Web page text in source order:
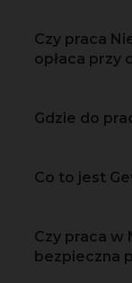
Czy praca
opłaca przy
Gdzie do
Co to jest
Czy praca w
bezpieczna